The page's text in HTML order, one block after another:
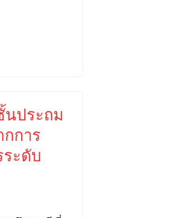
นประถม
กการ
ะดับ